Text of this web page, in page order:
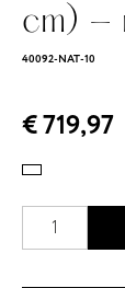
cm) -
40092-NAT-10
€ 719,97